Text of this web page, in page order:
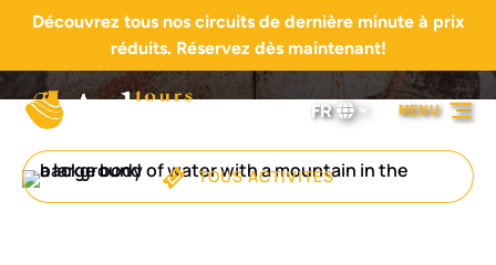
Aller à la navigation principale
Aller au contenu
Aller au pied de page
Découvrez tous nos circuits de dernière minute à prix
réduits. Réservez dès maintenant!
Sélectionnez
votre
langue
FR
TOUS ACTIVITÉS
MENU